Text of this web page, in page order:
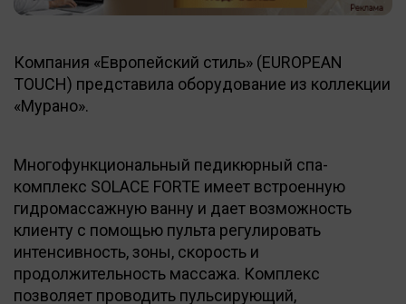
Компания «Европейский стиль» (EUROPEAN
TOUCH) представила оборудование из коллекции
«Мурано».
Многофункциональный педикюрный спа-
комплекс SOLACE FORTE имеет встроенную
гидромассажную ванну и дает возможность
клиенту с помощью пульта регулировать
интенсивность, зоны, скорость и
продолжительность массажа. Комплекс
позволяет проводить пульсирующий,